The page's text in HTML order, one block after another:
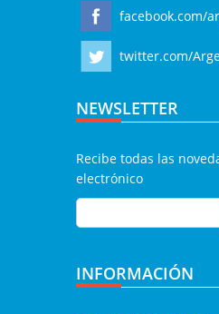
facebook.com/
twitter.com/
NEWSLETTER
Recibe todas las
electrónico
INFORMACIÓN